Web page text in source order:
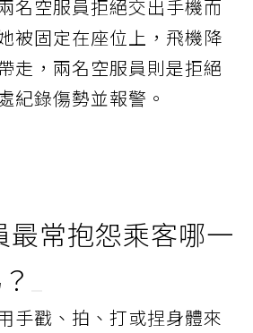
名空服員拒絕交出手機而
被固定在座位上，飛機降
走，兩名空服員則是拒絕
紀錄傷勢並報警。
最常抱怨乘客哪一
手戳、拍、打或捏身體來